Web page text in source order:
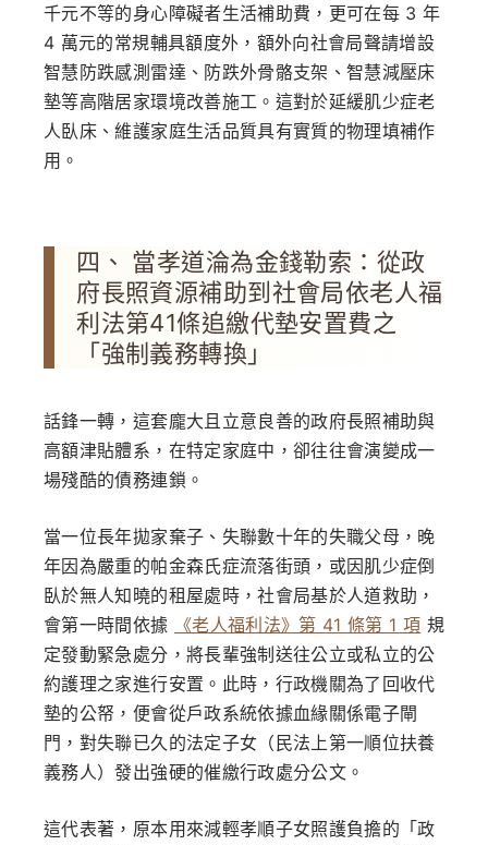
千元不等的身心障礙者生活補助費，更可在每 3 年
4 萬元的常規輔具額度外，額外向社會局聲請增設
智慧防跌感測雷達、防跌外骨骼支架、智慧減壓床
墊等高階居家環境改善施工。這對於延緩肌少症老
人臥床、維護家庭生活品質具有實質的物理填補作
用。
四、 當孝道淪為金錢勒索：從政
府長照資源補助到社會局依老人福
利法第41條追繳代墊安置費之
「強制義務轉換」
話鋒一轉，這套龐大且立意良善的政府長照補助與
高額津貼體系，在特定家庭中，卻往往會演變成一
場殘酷的債務連鎖。
當一位長年拋家棄子、失聯數十年的失職父母，晚
年因為嚴重的帕金森氏症流落街頭，或因肌少症倒
臥於無人知曉的租屋處時，社會局基於人道救助，
會第一時間依據
《老人福利法》第 41 條第 1 項 規
定發動緊急處分，將長輩強制送往公立或私立的公
約護理之家進行安置。此時，行政機關為了回收代
墊的公帑，便會從戶政系統依據血緣關係電子閘
門，對失聯已久的法定子女（民法上第一順位扶養
義務人）發出強硬的催繳行政處分公文。
這代表著，原本用來減輕孝順子女照護負擔的「政